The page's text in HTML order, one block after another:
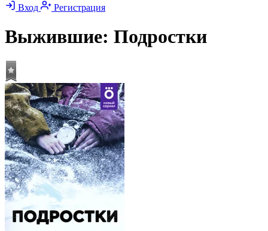
Вход
Регистрация
Выжившие: Подростки